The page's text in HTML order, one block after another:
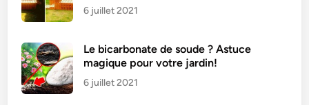
t
À
6 juillet 2021
Le bicarbonate de soude ? Astuce
magique pour votre jardin!
6 juillet 2021